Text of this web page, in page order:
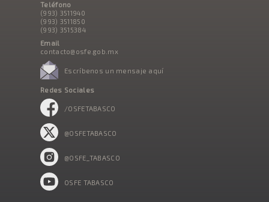
Teléfono
(993) 3511940
(993) 3511850
(993) 3515384
Email
contacto@osfe.gob.mx
Escríbenos un mensaje aquí
Redes Sociales
/OSFETABASCO
@OSFETABASCO
@OSFE_TABASCO
OSFE TABASCO